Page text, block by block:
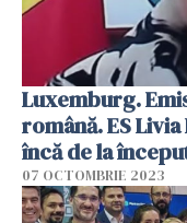
Luxemburg.
română. ES
încă de la
07 OCTOMBRIE 2023